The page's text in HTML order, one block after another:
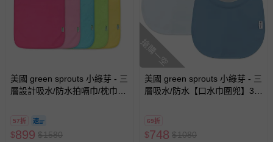
美國 green sprouts 小綠芽 - 三
層設計吸水/防水拍嗝巾/枕巾5
57折
$899 $1580
搶購一空
美國 green sprouts 小綠芽 - 三
層吸水/防水【口水巾圍兜】3入
69折
$748 $1080